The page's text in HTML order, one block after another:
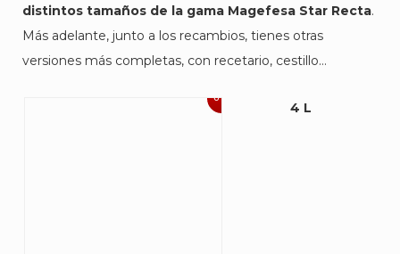
distintos tamaños de la gama Magefesa Star Recta.
Más adelante, junto a los recambios, tienes otras
versiones más completas, con recetario, cestillo…
6%
4 L